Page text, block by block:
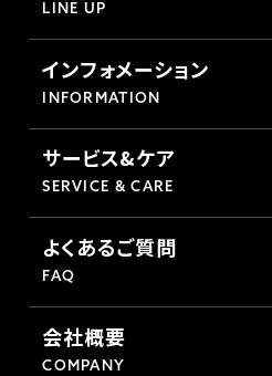
LINE UP
インフォメーション
INFORMATION
サービス&ケア
SERVICE & CARE
よくあるご質問
FAQ
会社概要
COMPANY